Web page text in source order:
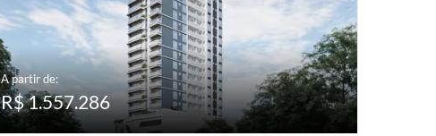
A partir de:
R$ 1.557.286